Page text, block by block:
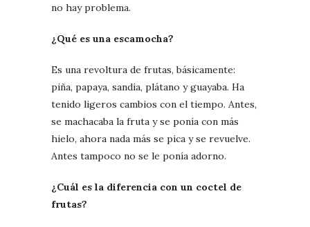
no hay problema.
¿Qué es una escamocha?
Es una revoltura de frutas, básicamente:
piña, papaya, sandía, plátano y guayaba. Ha
tenido ligeros cambios con el tiempo. Antes,
se machacaba la fruta y se ponía con más
hielo, ahora nada más se pica y se revuelve.
Antes tampoco no se le ponía adorno.
¿Cuál es la diferencia con un coctel de
frutas?